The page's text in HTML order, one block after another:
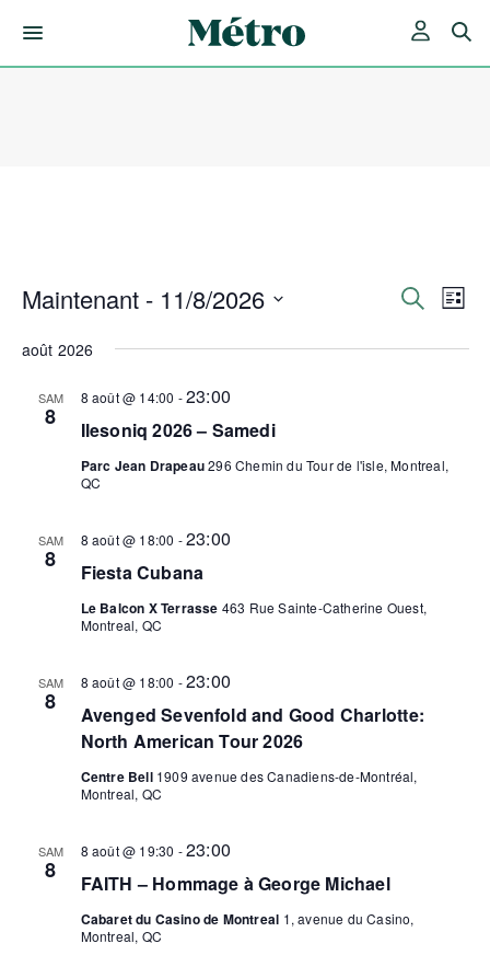
et
de
Recherche
Liste
Maintenant - 11/8/2026
une
août 2026
SAM
8 Ilesoniq 2026 – Samedi
8 août @ 14:00 -23:00
Parc Jean Drapeau296 Chemin du Tour de l'isle, Montreal,
QC
SAM
8 Fiesta Cubana
8 août @ 18:00 -23:00
Le Balcon X Terrasse 463 Rue Sainte-Catherine Ouest,
Montreal, QC
SAM
8
Avenged Sevenfold and Good Charlotte:
North American Tour 2026
8 août @ 18:00 -23:00
Centre Bell 1909 avenue des Canadiens-de-Montréal,
Montreal, QC
SAM
8 FAITH – Hommage à George Michael
8 août @ 19:30 -23:00
Cabaret du Casino de Montreal 1, avenue du Casino,
Montreal, QC